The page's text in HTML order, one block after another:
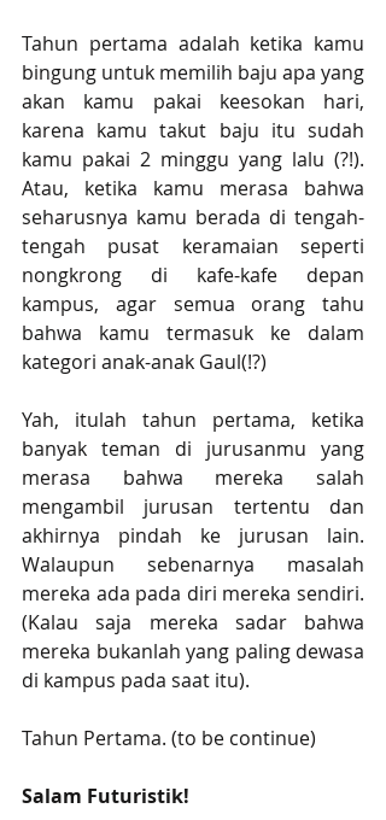
Tahun pertama adalah ketika kamu
bingung untuk memilih baju apa yang
akan kamu pakai keesokan hari,
karena kamu takut baju itu sudah
kamu pakai 2 minggu yang lalu (?!).
Atau, ketika kamu merasa bahwa
seharusnya kamu berada di tengah-
tengah pusat keramaian seperti
nongkrong di kafe-kafe depan
kampus, agar semua orang tahu
bahwa kamu termasuk ke dalam
kategori anak-anak Gaul(!?)
Yah, itulah tahun pertama, ketika
banyak teman di jurusanmu yang
merasa bahwa mereka salah
mengambil jurusan tertentu dan
akhirnya pindah ke jurusan lain.
Walaupun sebenarnya masalah
mereka ada pada diri mereka sendiri.
(Kalau saja mereka sadar bahwa
mereka bukanlah yang paling dewasa
di kampus pada saat itu).
Tahun Pertama. (to be continue)
Salam Futuristik!